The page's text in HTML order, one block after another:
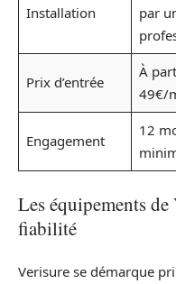
Installation
par
Prix d’entrée
À
49€/
Engagement
12
Les équipements
fiabilité
Verisure se démarque